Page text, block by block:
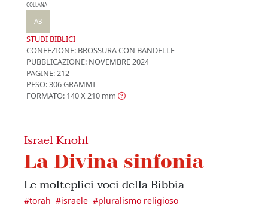
COLLANA
A3
STUDI BIBLICI
CONFEZIONE: BROSSURA CON BANDELLE
PUBBLICAZIONE: NOVEMBRE 2024
PAGINE: 212
PESO: 306 GRAMMI
FORMATO: 140 X 210 mm
Israel Knohl
La Divina sinfonia
Le molteplici voci della Bibbia
#torah #israele #pluralismo religioso